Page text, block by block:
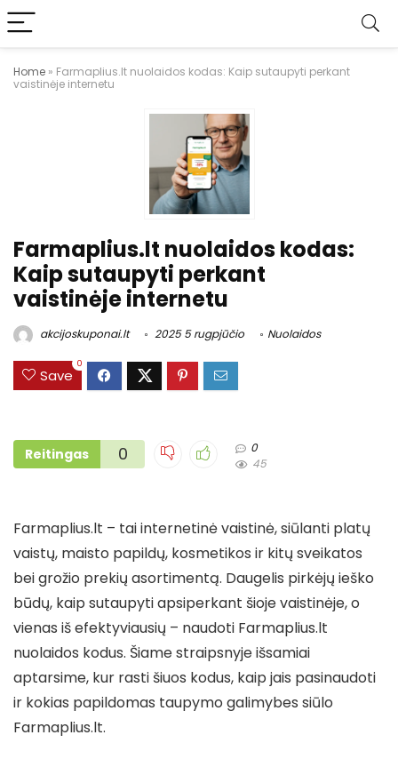
Home » Farmaplius.lt nuolaidos kodas: Kaip sutaupyti perkant
vaistinėje internetu
Farmaplius.lt nuolaidos kodas:
Kaip sutaupyti perkant
vaistinėje internetu
akcijoskuponai.lt 2025 5 rugpjūčio Nuolaidos
Save
0
Reitingas 0
0
45
Farmaplius.lt – tai internetinė vaistinė, siūlanti platų
vaistų, maisto papildų, kosmetikos ir kitų sveikatos
bei grožio prekių asortimentą. Daugelis pirkėjų ieško
būdų, kaip sutaupyti apsiperkant šioje vaistinėje, o
vienas iš efektyviausių – naudoti Farmaplius.lt
nuolaidos kodus. Šiame straipsnyje išsamiai
aptarsime, kur rasti šiuos kodus, kaip jais pasinaudoti
ir kokias papildomas taupymo galimybes siūlo
Farmaplius.lt.